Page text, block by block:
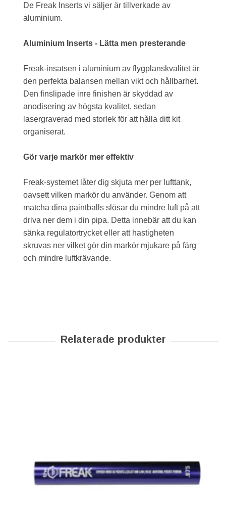
De Freak Inserts vi säljer är tillverkade av
aluminium.
Aluminium Inserts - Lätta men presterande
Freak-insatsen i aluminium av flygplanskvalitet är
den perfekta balansen mellan vikt och hållbarhet.
Den finslipade inre finishen är skyddad av
anodisering av högsta kvalitet, sedan
lasergraverad med storlek för att hålla ditt kit
organiserat.
Gör varje markör mer effektiv
Freak-systemet låter dig skjuta mer per lufttank,
oavsett vilken markör du använder. Genom att
matcha dina paintballs slösar du mindre luft på att
driva ner dem i din pipa. Detta innebär att du kan
sänka regulatortrycket eller att hastigheten
skruvas ner vilket gör din markör mjukare på färg
och mindre luftkrävande.